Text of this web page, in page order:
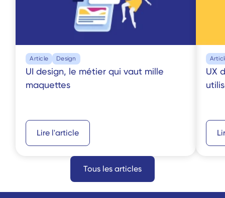
Article Design
UI design, le métier qui vaut mille
maquettes
Lire l'article
UX
Tous les articles